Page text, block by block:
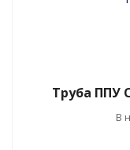
Труба ППУ
В